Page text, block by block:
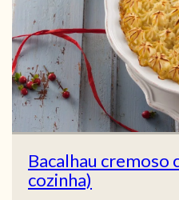
Bacalhau
cozinha)